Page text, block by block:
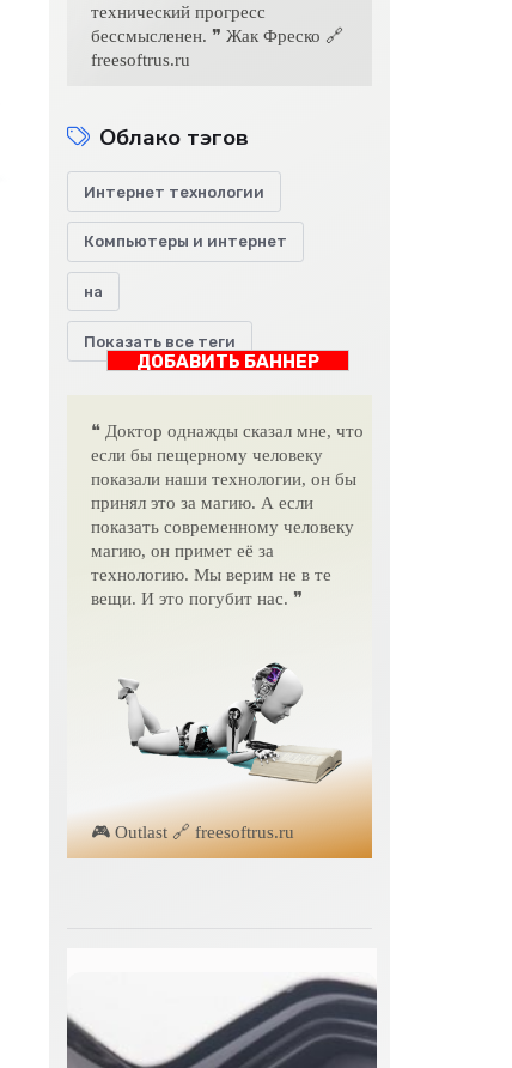
технический прогресс
бессмысленен. ❞ Жак Фреско 🔗
freesoftrus.ru
Облако тэгов
Интернет технологии
Компьютеры и интернет
на
Показать все теги
ДОБАВИТЬ БАННЕР
❝ Доктор однажды сказал мне, что
если бы пещерному человеку
показали наши технологии, он бы
принял это за магию. А если
показать современному человеку
магию, он примет её за
технологию. Мы верим не в те
вещи. И это погубит нас. ❞
🎮 Outlast 🔗 freesoftrus.ru